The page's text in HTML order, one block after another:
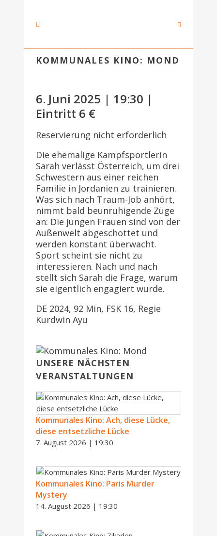
KOMMUNALES KINO: MOND
6. Juni 2025 | 19:30 |
Eintritt 6 €
Reservierung nicht erforderlich
Die ehemalige Kampfsportlerin
Sarah verlässt Österreich, um drei
Schwestern aus einer reichen
Familie in Jordanien zu trainieren.
Was sich nach Traum-Job anhört,
nimmt bald beunruhigende Züge
an: Die jungen Frauen sind von der
Außenwelt abgeschottet und
werden konstant überwacht.
Sport scheint sie nicht zu
interessieren. Nach und nach
stellt sich Sarah die Frage, warum
sie eigentlich engagiert wurde.
DE 2024, 92 Min, FSK 16, Regie
Kurdwin Ayu
UNSERE NÄCHSTEN
VERANSTALTUNGEN
Kommunales Kino: Ach, diese Lücke,
diese entsetzliche Lücke
7. August 2026 | 19:30
Kommunales Kino: Paris Murder
Mystery
14. August 2026 | 19:30